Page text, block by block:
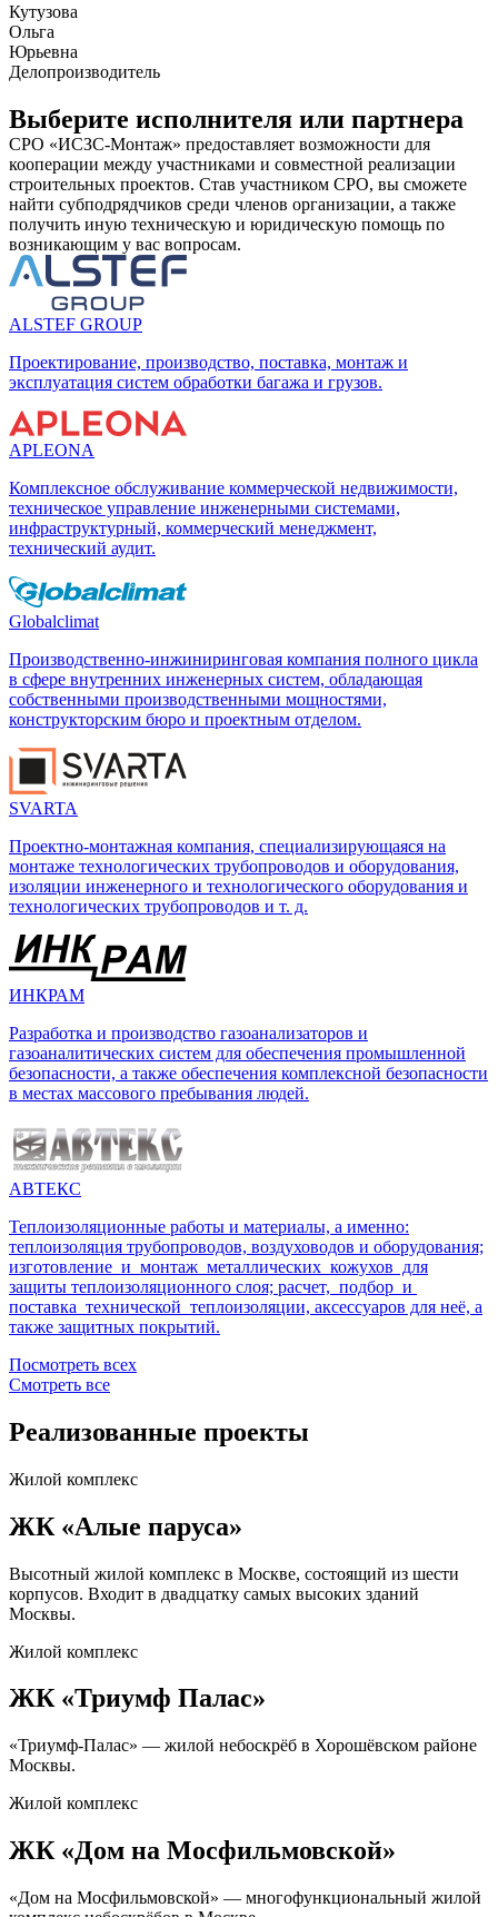
Кутузова
Ольга
Юрьевна
Делопроизводитель
Выберите исполнителя или партнера
СРО «ИСЗС-Монтаж» предоставляет возможности для
кооперации между участниками и совместной реализации
строительных проектов. Став участником СРО, вы сможете
найти субподрядчиков среди членов организации, а также
получить иную техническую и юридическую помощь по
возникающим у вас вопросам.
ALSTEF GROUP
Проектирование, производство, поставка, монтаж и
эксплуатация систем обработки багажа и грузов.
APLEONA
Комплексное обслуживание коммерческой недвижимости,
техническое управление инженерными системами,
инфраструктурный, коммерческий менеджмент,
технический аудит.
Globalclimat
Производственно-инжиниринговая компания полного цикла
в сфере внутренних инженерных систем, обладающая
собственными производственными мощностями,
конструкторским бюро и проектным отделом.
SVARTA
Проектно-монтажная компания, специализирующаяся на
монтаже технологических трубопроводов и оборудования,
изоляции инженерного и технологического оборудования и
технологических трубопроводов и т. д.
ИНКРАМ
Разработка и производство газоанализаторов и
газоаналитических систем для обеспечения промышленной
безопасности, а также обеспечения комплексной безопасности
в местах массового пребывания людей.
АВТЕКС
Теплоизоляционные работы и материалы, а именно:
теплоизоляция трубопроводов, воздуховодов и оборудования;
изготовление и монтаж металлических кожухов для
защиты теплоизоляционного слоя; расчет, подбор и
поставка технической теплоизоляции, аксессуаров для неё, а
также защитных покрытий.
Посмотреть всех
Смотреть все
Реализованные проекты
Жилой комплекс
ЖК «Алые паруса»
Высотный жилой комплекс в Москве, состоящий из шести
корпусов. Входит в двадцатку самых высоких зданий
Москвы.
Жилой комплекс
ЖК «Триумф Палас»
«Триумф-Палас» — жилой небоскрёб в Хорошёвском районе
Москвы.
Жилой комплекс
ЖК «Дом на Мосфильмовской»
«Дом на Мосфильмовской» — многофункциональный жилой